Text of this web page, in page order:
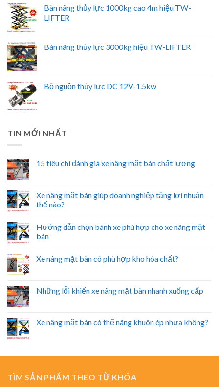
Bàn nâng thủy lực 1000kg cao 4m hiệu TW-
LIFTER
Bàn nâng thủy lực 3000kg hiệu TW-LIFTER
Bộ nguồn thủy lực DC 12V-1.5kw
TIN MỚI NHẤT
15 tiêu chí đánh giá xe nâng mặt bàn chất lượng
Xe nâng mặt bàn giúp doanh nghiệp tăng lợi nhuận
thế nào?
Hướng dẫn chọn bánh xe phù hợp cho xe nâng mặt
bàn
Xe nâng mặt bàn có phù hợp kho hóa chất?
Những lỗi khiến xe nâng mặt bàn nhanh xuống cấp
Xe nâng mặt bàn có thể nâng khuôn ép nhựa không?
TÌM SẢN PHẨM THEO TỪ KHÓA